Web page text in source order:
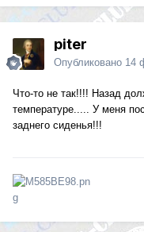
piter
Опубликовано 14
Что-то не так!!!! Назад
температуре..... У меня
заднего сиденья!!!